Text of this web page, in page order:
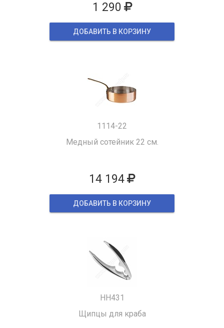
1 290
ДОБАВИТЬ В КОРЗИНУ
1114-22
Медный сотейник 22 см.
14 194
ДОБАВИТЬ В КОРЗИНУ
HH431
Щипцы для краба